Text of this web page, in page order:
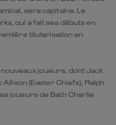
sera capitaine. Le
qui a fait ses débuts en
titularisation en
joueurs, dont Jack
(Exeter Chiefs), Ralph
joueurs de Bath Charlie